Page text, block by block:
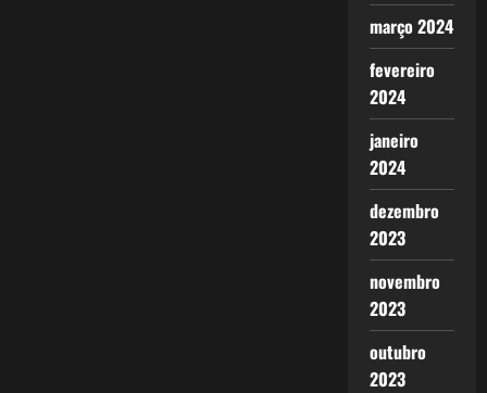
março 2024
fevereiro
2024
janeiro
2024
dezembro
2023
novembro
2023
outubro
2023